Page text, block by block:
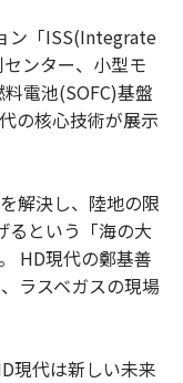
ン「ISS(Integrate
ンター、小型モ
電池(SOFC)基盤
の核心技術が展示
解決し、陸地の限
るという「海の大
HD現代の鄭基善
ラスベガスの現場
現代は新しい未来